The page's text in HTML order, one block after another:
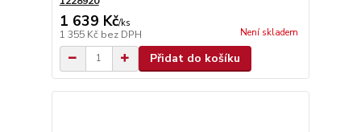
1 639 Kč/ks
1 355 Kč bez DPH Není skladem
Přidat do košíku